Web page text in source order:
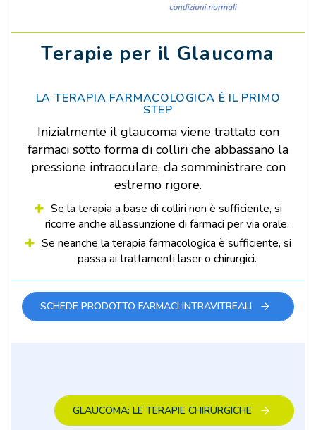
Terapie per il Glaucoma
LA TERAPIA FARMACOLOGICA È IL PRIMO
STEP
Inizialmente il glaucoma viene trattato con
farmaci sotto forma di colliri che abbassano la
pressione intraoculare, da somministrare con
estremo rigore.
Se la terapia a base di colliri non è sufficiente, si
ricorre anche all’assunzione di farmaci per via orale.
Se neanche la terapia farmacologica è sufficiente, si
passa ai trattamenti laser o chirurgici.
SCHEDE PRODOTTO FARMACI INTRAVITREALI
GLAUCOMA: LE TERAPIE CHIRURGICHE